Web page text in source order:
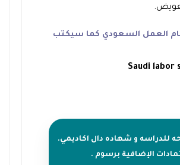
العمل السعودي كما سيكتب
Saudi labor
للدراسه و شهاده دال اكاديمي.
الإضافية برسوم .